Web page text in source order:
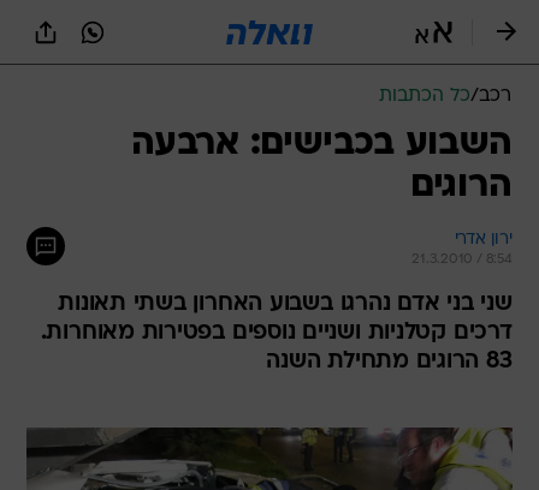
רכב/כל הכתבות
השבוע בכבישים: ארבעה
הרוגים
ירון אדרי
21.3.2010 / 8:54
שני בני אדם נהרגו בשבוע האחרון בשתי תאונות
דרכים קטלניות ושניים נוספים בפטירות מאוחרות.
83 הרוגים מתחילת השנה